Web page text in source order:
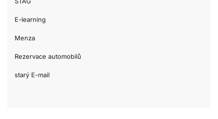
E-learning
Menza
Rezervace automobilů
starý E-mail